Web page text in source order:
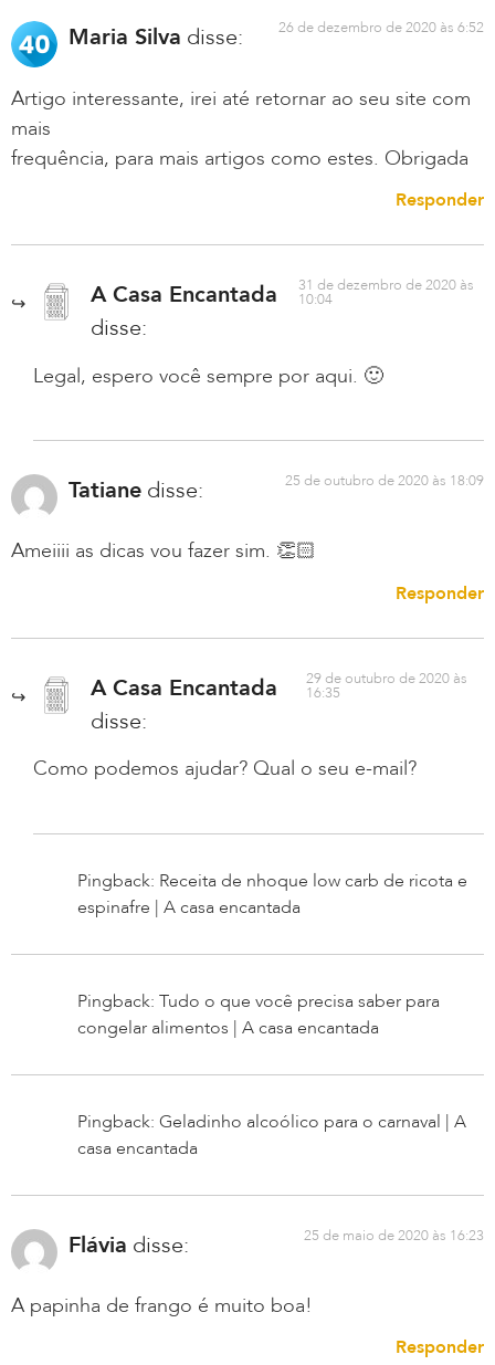
Maria Silva disse: 26 de dezembro de 2020 às 6:52
Artigo interessante, irei até retornar ao seu site com
mais
frequência, para mais artigos como estes. Obrigada
Responder
A Casa Encantada
disse:
31 de dezembro de 2020 às
10:04
Legal, espero você sempre por aqui. 🙂
Tatiane disse: 25 de outubro de 2020 às 18:09
Ameiiii as dicas vou fazer sim. 👏🏻
Responder
A Casa Encantada
disse:
29 de outubro de 2020 às
16:35
Como podemos ajudar? Qual o seu e-mail?
Pingback: Receita de nhoque low carb de ricota e
espinafre | A casa encantada
Pingback: Tudo o que você precisa saber para
congelar alimentos | A casa encantada
Pingback: Geladinho alcoólico para o carnaval | A
casa encantada
Flávia disse: 25 de maio de 2020 às 16:23
A papinha de frango é muito boa!
Responder